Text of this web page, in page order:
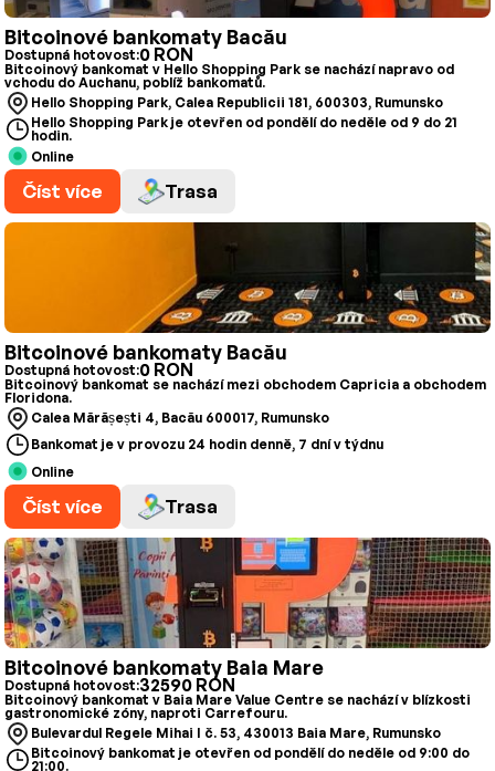
Bitcoinové bankomaty Bacău
Dostupná hotovost:0 RON
Bitcoinový bankomat v Hello Shopping Park se nachází napravo od
vchodu do Auchanu, poblíž bankomatů.
Hello Shopping Park, Calea Republicii 181, 600303, Rumunsko
Hello Shopping Park je otevřen od pondělí do neděle od 9 do 21
hodin.
Online
Číst více Trasa
Bitcoinové bankomaty Bacău
Dostupná hotovost:0 RON
Bitcoinový bankomat se nachází mezi obchodem Capricia a obchodem
Floridona.
Calea Mărășești 4, Bacău 600017, Rumunsko
Bankomat je v provozu 24 hodin denně, 7 dní v týdnu
Online
Číst více Trasa
Bitcoinové bankomaty Baia Mare
Dostupná hotovost:32590 RON
Bitcoinový bankomat v Baia Mare Value Centre se nachází v blízkosti
gastronomické zóny, naproti Carrefouru.
Bulevardul Regele Mihai I č. 53, 430013 Baia Mare, Rumunsko
Bitcoinový bankomat je otevřen od pondělí do neděle od 9:00 do
21:00.